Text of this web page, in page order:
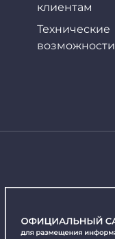
клиентам
Технические
возможности